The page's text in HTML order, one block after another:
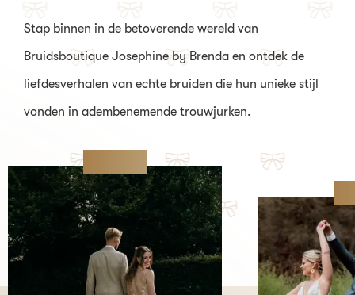
Stap binnen in de betoverende wereld van
Bruidsboutique Josephine by Brenda en ontdek de
liefdesverhalen van echte bruiden die hun unieke stijl
vonden in adembenemende trouwjurken.